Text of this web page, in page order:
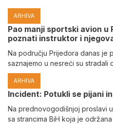
ARHIVA
Pao manji sportski avion u
poznati instruktor i
Na području Prijedora danas je
saznajemo u nesreći su stradali
ARHIVA
Incident: Potukli se pijani
Na prednovogodišnjoj proslavi
sa strancima BiH koja je